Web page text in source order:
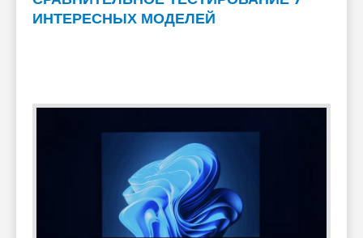
ИНТЕРЕСНЫХ МОДЕЛЕЙ